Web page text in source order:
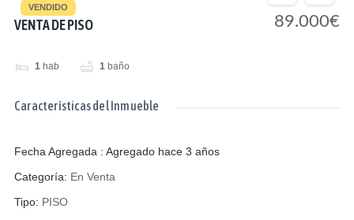
VENDIDO
VENTA DE PISO
1 hab 1 baño
89.000€
Características del Inmueble
Fecha Agregada : Agregado hace 3 años
Categoría: En Venta
Tipo: PISO